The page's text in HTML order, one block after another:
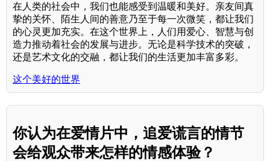
在人类的社会中，我们也能感受到温暖和美好。亲友间真
挚的关怀、陌生人间的善意乃至于每一次微笑，都让我们
的心灵更加充实。在这个世界上，人们用爱心、智慧与创
造力推动着社会的发展与进步。无论是科学技术的突破，
还是艺术文化的交融，都让我们的生活更加丰富多彩。
这个美好的世界
你认为在爱情片中，追爱谎言的情节
会给观众带来怎样的情感体验？